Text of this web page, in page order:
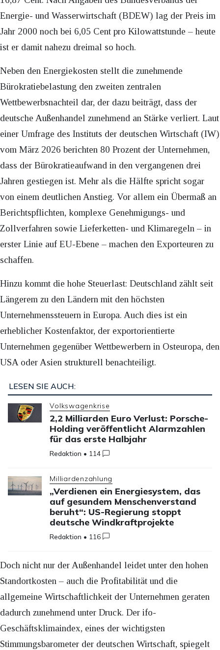
Energie- und Wasserwirtschaft (BDEW) lag der Preis im
Jahr 2000 noch bei 6,05 Cent pro Kilowattstunde – heute
ist er damit nahezu dreimal so hoch.
Neben den Energiekosten stellt die zunehmende
Bürokratiebelastung den zweiten zentralen
Wettbewerbsnachteil dar, der dazu beiträgt, dass der
deutsche Außenhandel zunehmend an Stärke verliert. Laut
einer Umfrage des Instituts der deutschen Wirtschaft (IW)
vom März 2026 berichten 80 Prozent der Unternehmen,
dass der Bürokratieaufwand in den vergangenen drei
Jahren gestiegen ist. Mehr als die Hälfte spricht sogar
von einem deutlichen Anstieg. Vor allem ein Übermaß an
Berichtspflichten, komplexe Genehmigungs- und
Zollverfahren sowie Lieferketten- und Klimaregeln – in
erster Linie auf EU-Ebene – machen den Exporteuren zu
schaffen.
Hinzu kommt die hohe Steuerlast: Deutschland zählt seit
Längerem zu den Ländern mit den höchsten
Unternehmenssteuern in Europa. Auch dies ist ein
erheblicher Kostenfaktor, der exportorientierte
Unternehmen gegenüber Wettbewerbern in Osteuropa, den
USA oder Asien strukturell benachteiligt.
LESEN SIE AUCH:
Volkswagenkrise
2,2 Milliarden Euro Verlust: Porsche-
Holding veröffentlicht Alarmzahlen
für das erste Halbjahr
Redaktion • 114
Milliardenzahlung
„Verdienen ein Energiesystem, das
auf gesundem Menschenverstand
beruht“: US-Regierung stoppt
deutsche Windkraftprojekte
Redaktion • 116
Doch nicht nur der Außenhandel leidet unter den hohen
Standortkosten – auch die Profitabilität und die
allgemeine Wirtschaftlichkeit der Unternehmen geraten
dadurch zunehmend unter Druck. Der ifo-
Geschäftsklimaindex, eines der wichtigsten
Stimmungsbarometer der deutschen Wirtschaft, spiegelt